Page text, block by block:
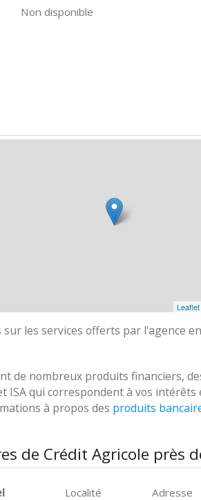
Non disponible
Leaflet
les services offerts par l'agence
de nombreux produits financiers,
ISA qui correspondent à vos
à propos des produits
de Crédit Agricole près
Localité Adresse